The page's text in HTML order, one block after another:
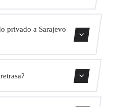
privado a Sarajevo
para obtener un precio